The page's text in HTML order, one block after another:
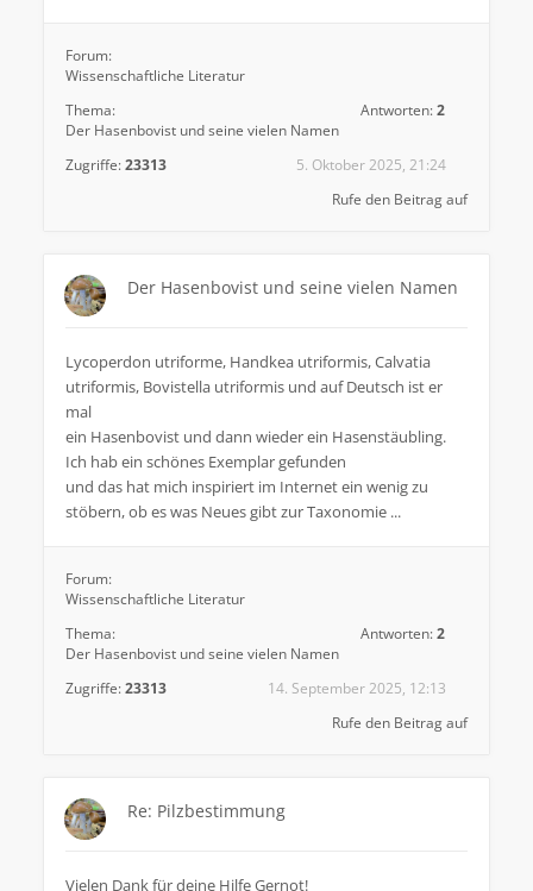
Forum:
Wissenschaftliche Literatur
Thema:
Der Hasenbovist und seine vielen Namen
Antworten:2
Zugriffe:23313
5. Oktober 2025, 21:24
Rufe den Beitrag auf
Der Hasenbovist und seine vielen Namen
Lycoperdon utriforme, Handkea utriformis, Calvatia
utriformis, Bovistella utriformis und auf Deutsch ist er
mal
ein Hasenbovist und dann wieder ein Hasenstäubling.
Ich hab ein schönes Exemplar gefunden
und das hat mich inspiriert im Internet ein wenig zu
stöbern, ob es was Neues gibt zur Taxonomie ...
Forum:
Wissenschaftliche Literatur
Thema:
Der Hasenbovist und seine vielen Namen
Antworten:2
Zugriffe:23313
14. September 2025, 12:13
Rufe den Beitrag auf
Re: Pilzbestimmung
Vielen Dank für deine Hilfe Gernot!